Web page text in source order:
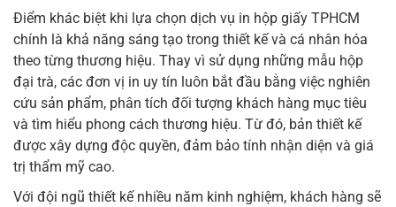
Điểm khác biệt khi lựa chọn dịch vụ in hộp giấy TPHCM
chính là khả năng sáng tạo trong thiết kế và cá nhân hóa
theo từng thương hiệu. Thay vì sử dụng những mẫu hộp
đại trà, các đơn vị in uy tín luôn bắt đầu bằng việc nghiên
cứu sản phẩm, phân tích đối tượng khách hàng mục tiêu
và tìm hiểu phong cách thương hiệu. Từ đó, bản thiết kế
được xây dựng độc quyền, đảm bảo tính nhận diện và giá
trị thẩm mỹ cao.
Với đội ngũ thiết kế nhiều năm kinh nghiệm, khách hàng sẽ